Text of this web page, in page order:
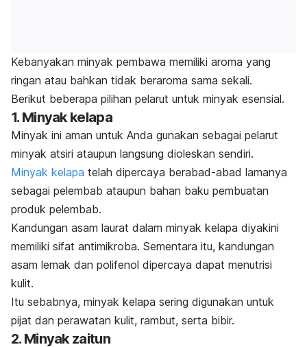
Kebanyakan minyak pembawa memiliki aroma yang
ringan atau bahkan tidak beraroma sama sekali.
Berikut beberapa pilihan pelarut untuk minyak esensial.
1. Minyak kelapa
Minyak ini aman untuk Anda gunakan sebagai pelarut
minyak atsiri ataupun langsung dioleskan sendiri.
Minyak kelapa telah dipercaya berabad-abad lamanya
sebagai pelembab ataupun bahan baku pembuatan
produk pelembab.
Kandungan asam laurat dalam minyak kelapa diyakini
memiliki sifat antimikroba. Sementara itu, kandungan
asam lemak dan polifenol dipercaya dapat menutrisi
kulit.
Itu sebabnya, minyak kelapa sering digunakan untuk
pijat dan perawatan kulit, rambut, serta bibir.
2. Minyak zaitun